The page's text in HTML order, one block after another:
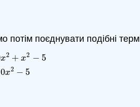
поєднувати подібні
x2 + x2 − 5
x2 − 5
5